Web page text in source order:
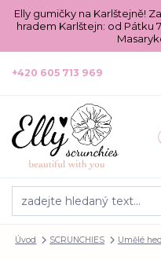
Elly gumičky na Karlštejně!
hradem Karlštejn: od Pátku
+420 605 713 969
Úvod SCRUNCHIES Umělé